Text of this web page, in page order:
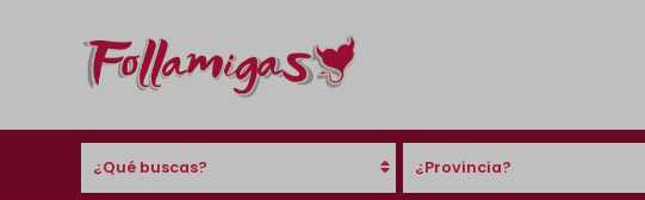
¿Qué buscas? ¿Provincia?